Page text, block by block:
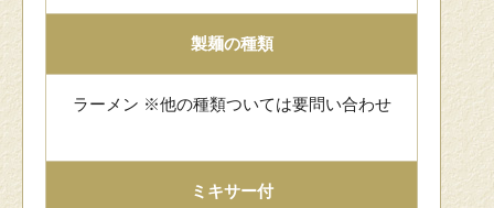
製麺の種類
ラーメン ※他の種類ついては要問い合わせ
ミキサー付